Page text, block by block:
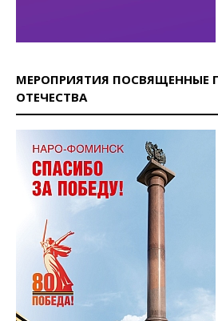
МЕРОПРИЯТИЯ ПОСВЯЩЕННЫЕ
ОТЕЧЕСТВА